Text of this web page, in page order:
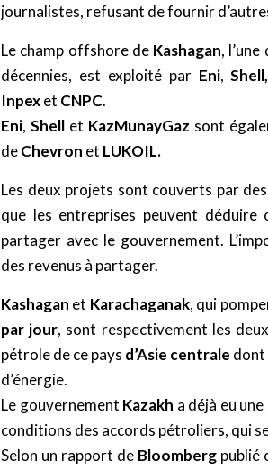
journalistes, refusant de fournir
Le champ offshore de Kashagan,
décennies, est exploité par Eni,Shell,
Inpexet CNPC.
Eni, Shellet KazMunayGaz sont
deChevron et LUKOIL.
Les deux projets sont couverts par
que les entreprises peuvent
partager avec le gouvernement.
des revenus à partager.
Kashagan et Karachaganak, qui
par jour, sont respectivement les
pétrole de ce pays d’Asie centrale dont
d’énergie.
Le gouvernement Kazakh a déjà eu
conditions des accords pétroliers, qui
Selon un rapport de Bloombergpublié